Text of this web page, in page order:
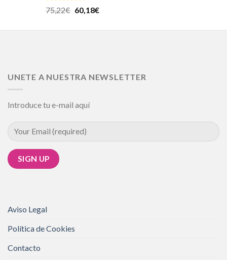
Valorado en
5.00
75,22€ 60,18€
UNETE A NUESTRA NEWSLETTER
Introduce tu e-mail aquí
Aviso Legal
Política de Cookies
Contacto